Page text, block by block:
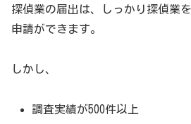
探偵業の届出は、しっかり探偵業
申請ができます。
しかし、
調査実績が500件以上